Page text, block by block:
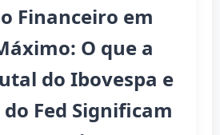
Financeiro em
O que a
do Ibovespa e
Fed Significam